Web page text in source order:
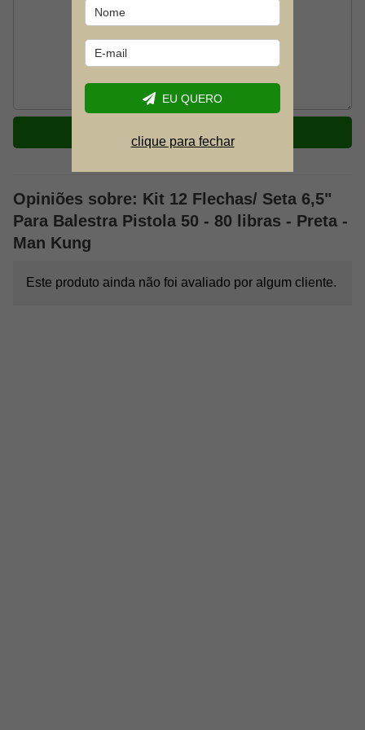
Opiniões sobre: Kit 12 Flechas/ Seta 6,5"
Para Balestra Pistola 50 - 80 libras - Preta -
Man Kung
Este produto ainda não foi avaliado por algum cliente.
EU QUERO
clique para fechar